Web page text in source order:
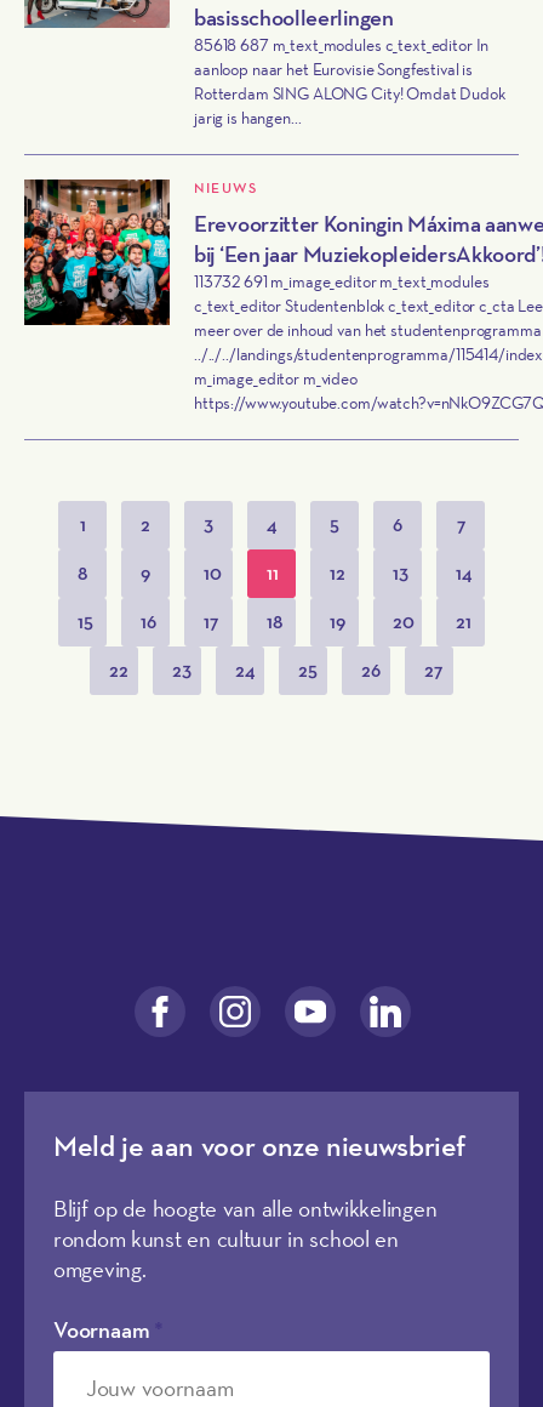
basisschoolleerlingen
85618 687 m_text_modules c_text_editor In
aanloop naar het Eurovisie Songfestival is
Rotterdam SING ALONG City! Omdat Dudok
jarig is hangen...
NIEUWS
Erevoorzitter Koningin Máxima
bij ‘Een jaar
113732 691 m_image_editor m_text_modules
c_text_editor Studentenblok c_text_editor c_cta
meer over de inhoud van het studentenprogramma
../../../landings/studentenprogramma/115414/
m_image_editor m_video
https://www.youtube.com/
1 2 3 4 5 6
7
8
9 10 11 12 13
14
15
16 17 18 19 20
21
22
23 24 25 26 27
Meld je aan voor onze nieuwsbrief
Blijf op de hoogte van alle ontwikkelingen
rondom kunst en cultuur in school en
omgeving.
Voornaam